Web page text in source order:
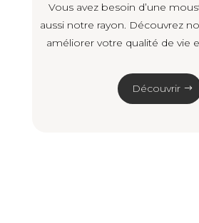
Vous avez besoin d’une
aussi notre rayon. Découvrez
améliorer votre qualité de vie
Découvrir